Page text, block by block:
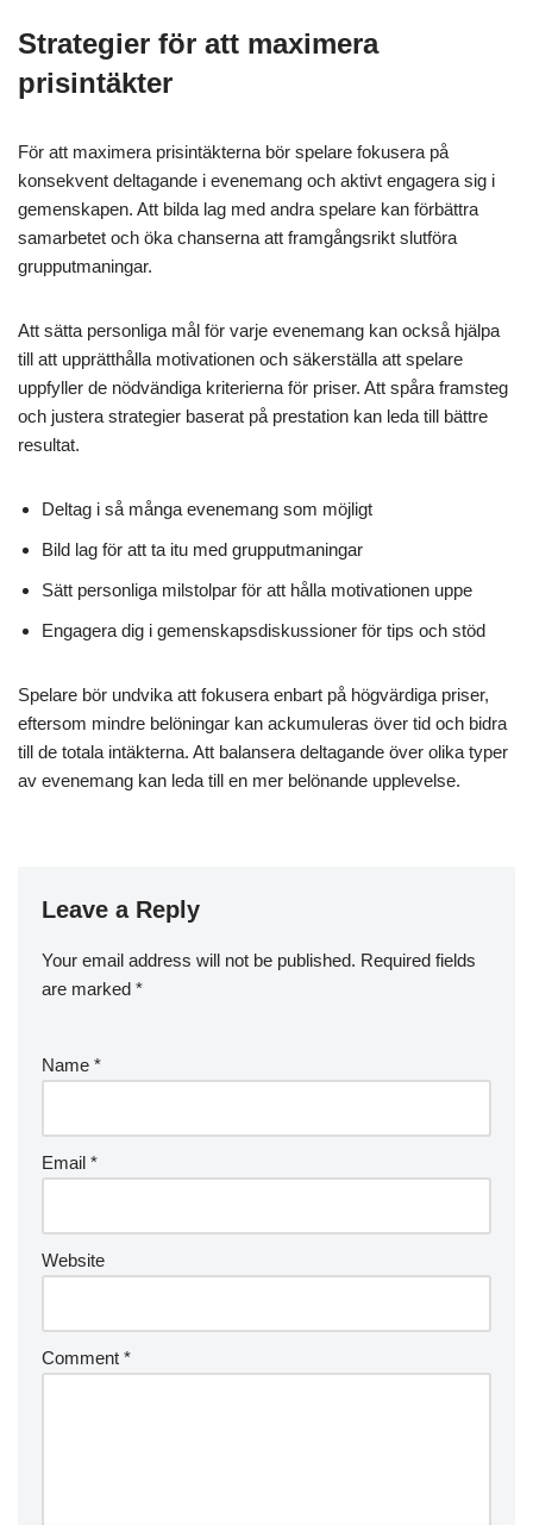
Strategier för att maximera
prisintäkter
För att maximera prisintäkterna bör spelare fokusera på
konsekvent deltagande i evenemang och aktivt engagera sig i
gemenskapen. Att bilda lag med andra spelare kan förbättra
samarbetet och öka chanserna att framgångsrikt slutföra
grupputmaningar.
Att sätta personliga mål för varje evenemang kan också hjälpa
till att upprätthålla motivationen och säkerställa att spelare
uppfyller de nödvändiga kriterierna för priser. Att spåra framsteg
och justera strategier baserat på prestation kan leda till bättre
resultat.
Deltag i så många evenemang som möjligt
Bild lag för att ta itu med grupputmaningar
Sätt personliga milstolpar för att hålla motivationen uppe
Engagera dig i gemenskapsdiskussioner för tips och stöd
Spelare bör undvika att fokusera enbart på högvärdiga priser,
eftersom mindre belöningar kan ackumuleras över tid och bidra
till de totala intäkterna. Att balansera deltagande över olika typer
av evenemang kan leda till en mer belönande upplevelse.
Leave a Reply
Your email address will not be published. Required fields
are marked *
Name *
Email *
Website
Comment *